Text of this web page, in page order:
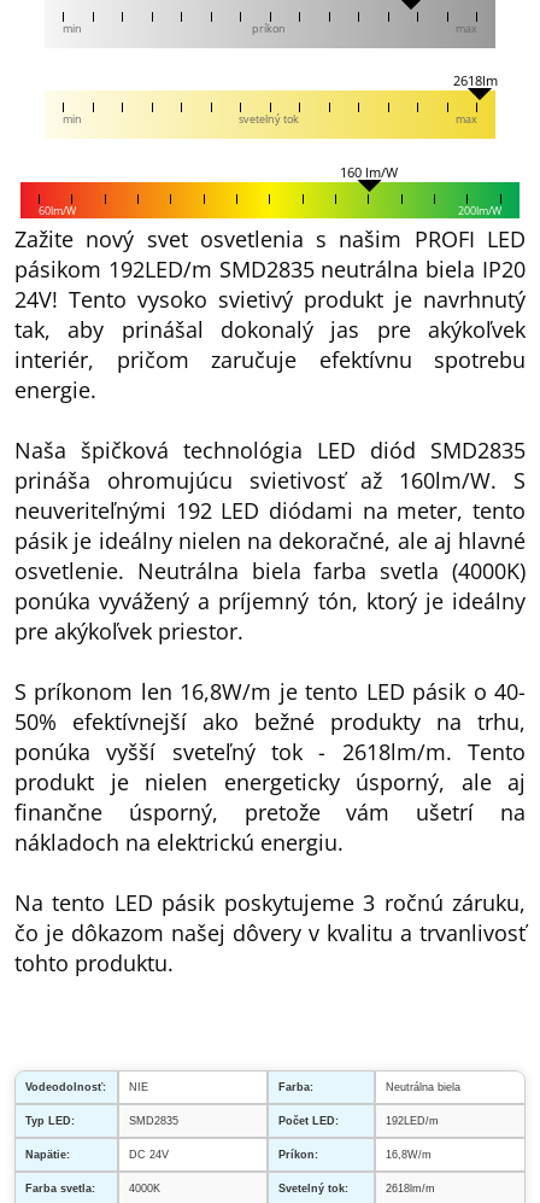
min príkon max
2618lm
min svetelný tok max
160 lm/W
60lm/W 200lm/W
Zažite nový svet osvetlenia s našim PROFI LED
pásikom 192LED/m SMD2835 neutrálna biela IP20
24V! Tento vysoko svietivý produkt je navrhnutý
tak, aby prinášal dokonalý jas pre akýkoľvek
interiér, pričom zaručuje efektívnu spotrebu
energie.
Naša špičková technológia LED diód SMD2835
prináša ohromujúcu svietivosť až 160lm/W. S
neuveriteľnými 192 LED diódami na meter, tento
pásik je ideálny nielen na dekoračné, ale aj hlavné
osvetlenie. Neutrálna biela farba svetla (4000K)
ponúka vyvážený a príjemný tón, ktorý je ideálny
pre akýkoľvek priestor.
S príkonom len 16,8W/m je tento LED pásik o 40-
50% efektívnejší ako bežné produkty na trhu,
ponúka vyšší sveteľný tok - 2618lm/m. Tento
produkt je nielen energeticky úsporný, ale aj
finančne úsporný, pretože vám ušetrí na
nákladoch na elektrickú energiu.
Na tento LED pásik poskytujeme 3 ročnú záruku,
čo je dôkazom našej dôvery v kvalitu a trvanlivosť
tohto produktu.
Vodeodolnosť: NIE Farba: Neutrálna biela
Typ LED: SMD2835 Počet LED: 192LED/m
Napätie: DC 24V Príkon: 16,8W/m
Farba svetla: 4000K Svetelný tok: 2618lm/m